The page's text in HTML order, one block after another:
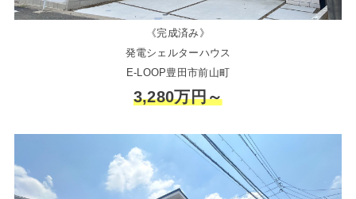
《完成済み》
発電シェルターハウス
E-LOOP豊田市前山町
3,280万円～